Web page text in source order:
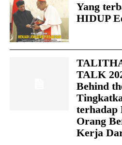
Yang
HIDUP
TALK
Behind
terhadap
Orang
Kerja